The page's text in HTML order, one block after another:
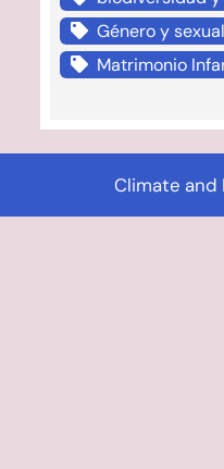
Género y
Matrimonio
Climate and